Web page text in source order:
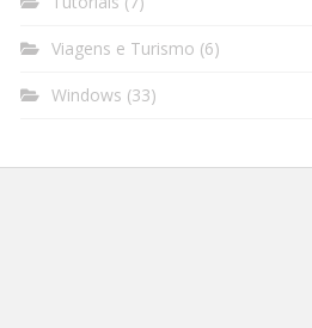
Viagens e Turismo (6)
Windows (33)